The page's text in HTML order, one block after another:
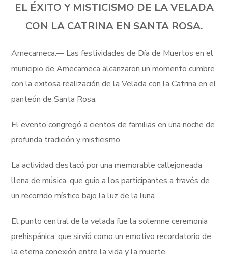
EL ÉXITO Y MISTICISMO DE LA VELADA
CON LA CATRINA EN SANTA ROSA.
Amecameca.— Las festividades de Día de Muertos en el
municipio de Amecameca alcanzaron un momento cumbre
con la exitosa realización de la Velada con la Catrina en el
panteón de Santa Rosa.
El evento congregó a cientos de familias en una noche de
profunda tradición y misticismo.
La actividad destacó por una memorable callejoneada
llena de música, que guio a los participantes a través de
un recorrido místico bajo la luz de la luna.
El punto central de la velada fue la solemne ceremonia
prehispánica, que sirvió como un emotivo recordatorio de
la eterna conexión entre la vida y la muerte.